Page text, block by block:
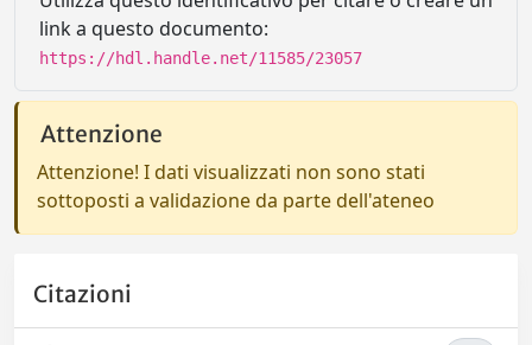
link a questo documento:
https://hdl.handle.net/11585/23057
Attenzione
Attenzione! I dati visualizzati non sono stati
sottoposti a validazione da parte dell'ateneo
Citazioni